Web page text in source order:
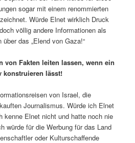
sogar mit einem renommierten
Würde Elnet wirklich Druck
völlig andere Informationen als
das „Elend von Gaza!“
von Fakten leiten lassen, wenn ein
konstruieren lässt!
von Israel, die
Journalismus. Würde ich Elnet
kenne Elnet nicht und hatte noch nie
würde für die Werbung für das Land
oder Kulturschaffende